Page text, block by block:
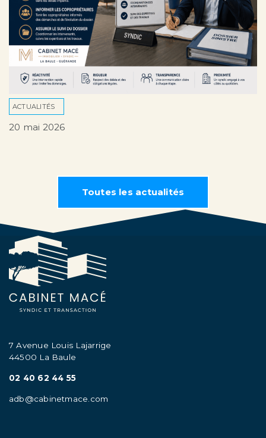
ACTUALITÉS
20 mai 2026
Toutes les actualités
7 Avenue Louis Lajarrige
44500 La Baule
02 40 62 44 55
adb@cabinetmace.com